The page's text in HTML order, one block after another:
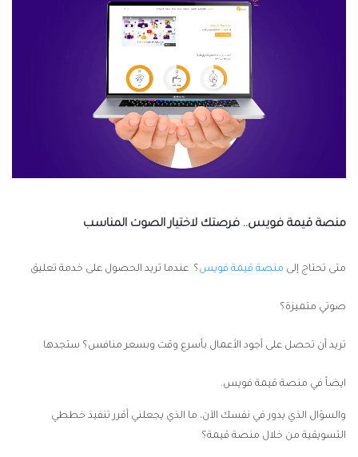
منصة قيمة فويس.. فرصتك لاختيار الصوت المناسب
متى تحتاج إلى منصة قيمة فويس ؟ عندما تريد الحصول على خدمة تعليق
صوتي متميزة؟
تريد أن تحصل على أجود الأعمال بأسرع وقت وبسعر منافس؟ ستجدها
ايضاً في منصة قيمة فويس.
والسؤال الذي يدور في نفسك الآن، ما الذي يجعلني أقرر تنفيذ خططي
التسويقية من خلال منصة قيمة؟